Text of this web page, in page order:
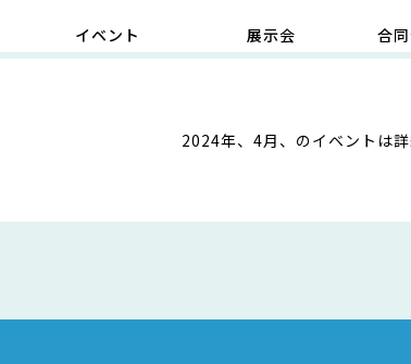
イベント 展示会 合
2024年、4月、のイベントは